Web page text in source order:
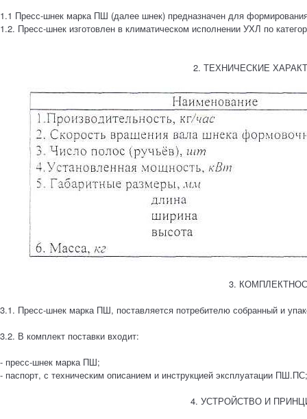
1.1 Пресс-шнек марка ПШ (далее шнек) предназначен для
1.2. Пресс-шнек изготовлен в климатическом исполнении УХЛ по
2. ТЕХНИЧЕСКИЕ
3.
3.1. Пресс-шнек марка ПШ, поставляется потребителю собранный и
3.2. В комплект поставки входит:
- пресс-шнек марка ПШ;
- паспорт, с техническим описанием и инструкцией эксплуатации ПШ.ПС;
4. УСТРОЙСТВО И